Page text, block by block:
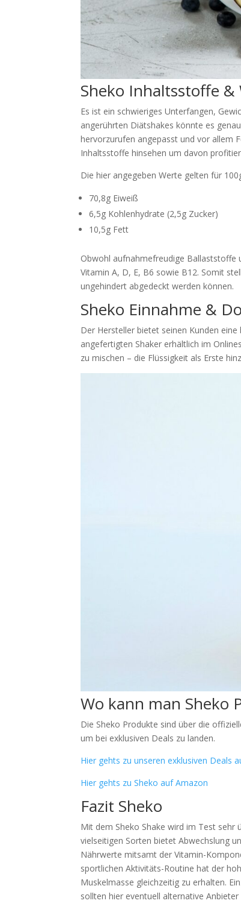
Sheko Inhaltsstoffe &
Es ist ein schwieriges Unterfangen,
angerührten Diätshakes könnte es
hervorzurufen angepasst und vor allem
Inhaltsstoffe hinsehen um davon
Die hier angegeben Werte gelten für
70,8g Eiweiß
6,5g Kohlenhydrate (2,5g Zucker)
10,5g Fett
Obwohl aufnahmefreudige Ballaststoffe
Vitamin A, D, E, B6 sowie B12. Somit
ungehindert abgedeckt werden können.
Sheko Einnahme &
Der Hersteller bietet seinen Kunden
angefertigten Shaker erhältlich im
zu mischen – die Flüssigkeit als Erste
Wo kann man Sheko
Die Sheko Produkte sind über die
um bei exklusiven Deals zu landen.
Hier gehts zu unseren exklusiven Deals
Hier gehts zu Sheko auf Amazon
Fazit Sheko
Mit dem Sheko Shake wird im Test sehr
vielseitigen Sorten bietet Abwechslung
Nährwerte mitsamt der Vitamin-
sportlichen Aktivitäts-Routine hat der
Muskelmasse gleichzeitig zu erhalten.
sollten hier eventuell alternative